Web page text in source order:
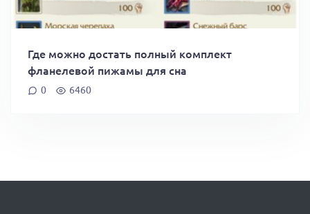
Где можно достать полный комплект
фланелевой пижамы для сна
0 6460